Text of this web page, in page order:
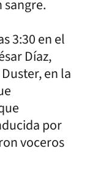
sangre.
3:30 en el
Díaz,
en la
por
voceros